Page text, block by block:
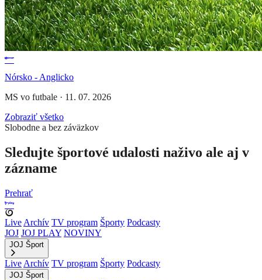
Nórsko - Anglicko
MS vo futbale · 11. 07. 2026
Zobraziť všetko
Slobodne a bez záväzkov
Sledujte športové udalosti naživo ale aj v
zázname
Prehrať
Live Archív TV program Športy Podcasty
JOJ JOJ PLAY NOVINY
JOJ Šport
Live Archív TV program Športy Podcasty
JOJ Šport